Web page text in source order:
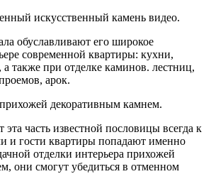
искусственный камень видео.
обуславливают его широкое
современной квартиры: кухни,
также при отделке каминов. лестниц,
арок.
декоративным камнем.
часть известной пословицы всегда к
и гости квартиры попадают именно
отделки интерьера прихожей
они смогут убедиться в отменном